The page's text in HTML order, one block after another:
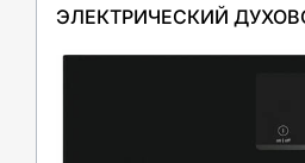
ЭЛЕКТРИЧЕСКИЙ